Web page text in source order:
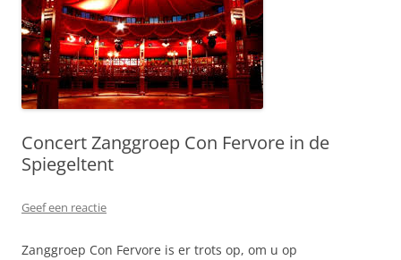
Concert Zanggroep Con Fervore in de
Spiegeltent
Geef een reactie
Zanggroep Con Fervore is er trots op, om u op